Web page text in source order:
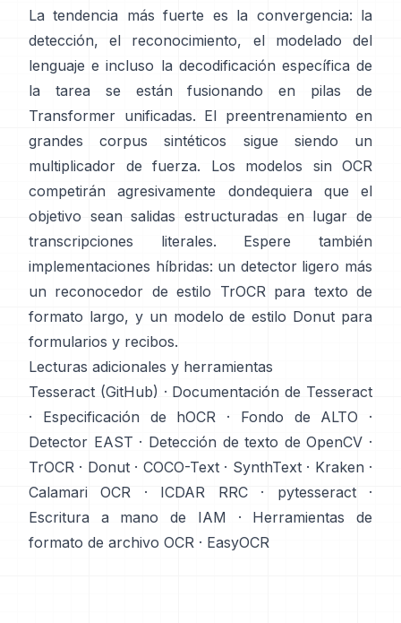
La tendencia más fuerte es la convergencia: la
detección, el reconocimiento, el modelado del
lenguaje e incluso la decodificación específica de
la tarea se están fusionando en pilas de
Transformer unificadas. El preentrenamiento en
grandes corpus sintéticos
sigue siendo un
multiplicador de fuerza. Los modelos sin OCR
competirán agresivamente dondequiera que el
objetivo sean salidas estructuradas en lugar de
transcripciones literales. Espere también
implementaciones híbridas: un detector ligero más
un reconocedor de estilo TrOCR para texto de
formato largo, y un modelo de estilo Donut para
formularios y recibos.
Lecturas adicionales y herramientas
Tesseract (GitHub) · Documentación de Tesseract
· Especificación de hOCR · Fondo de ALTO ·
Detector EAST · Detección de texto de OpenCV ·
TrOCR · Donut· COCO-Text· SynthText· Kraken·
Calamari OCR · ICDAR RRC· pytesseract·
Escritura a mano de IAM · Herramientas de
formato de archivo OCR · EasyOCR